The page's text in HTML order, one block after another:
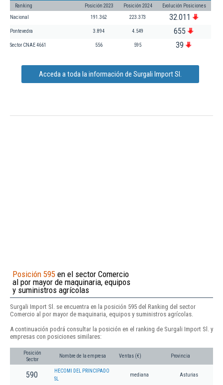
Ranking Posición 2023 Posición 2024 Evolución Posiciones
Nacional 191.362 223.373 32.011
Pontevedra 3.894 4.549 655
Sector CNAE 4661 556 595 39
Acceda a toda la información de Surgali Import Sl.
Posición 595 en el sector Comercio
al por mayor de maquinaria, equipos
y suministros agrícolas
Surgali Import Sl. se encuentra en la posición 595 del Ranking del sector
Comercio al por mayor de maquinaria, equipos y suministros agrícolas.
A continuación podrá consultar la posición en el ranking de Surgali Import Sl. y
empresas con posiciones similares:
Posición
Sector
Nombre de la empresa Ventas (€) Provincia
590
HECOMI DEL PRINCIPADO
SL
mediana Asturias